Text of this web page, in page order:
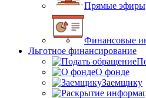
Прямые эфиры
Финансовые
Льготное финансирование
О фонде
Заемщику